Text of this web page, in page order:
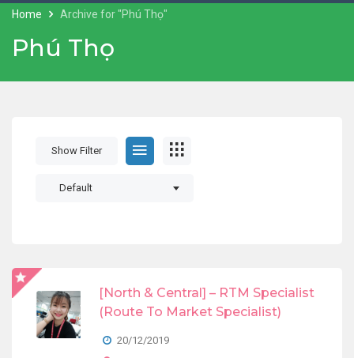
Home Archive for "Phú Thọ"
Phú Thọ
Show Filter
Default
[North & Central] – RTM Specialist
(Route To Market Specialist)
20/12/2019